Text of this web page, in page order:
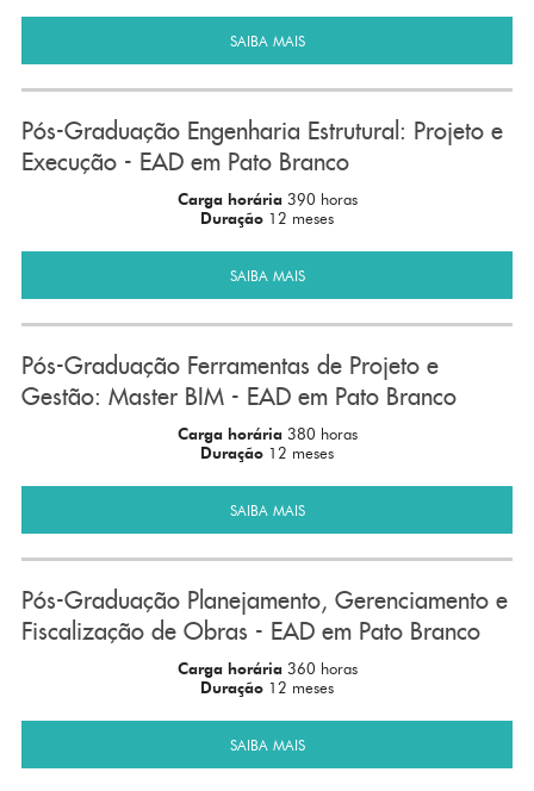
SAIBA MAIS
Pós-Graduação Engenharia Estrutural: Projeto e
Execução - EAD em Pato Branco
Carga horária 390 horas
Duração 12 meses
SAIBA MAIS
Pós-Graduação Ferramentas de Projeto e
Gestão: Master BIM - EAD em Pato Branco
Carga horária 380 horas
Duração 12 meses
SAIBA MAIS
Pós-Graduação Planejamento, Gerenciamento e
Fiscalização de Obras - EAD em Pato Branco
Carga horária 360 horas
Duração 12 meses
SAIBA MAIS